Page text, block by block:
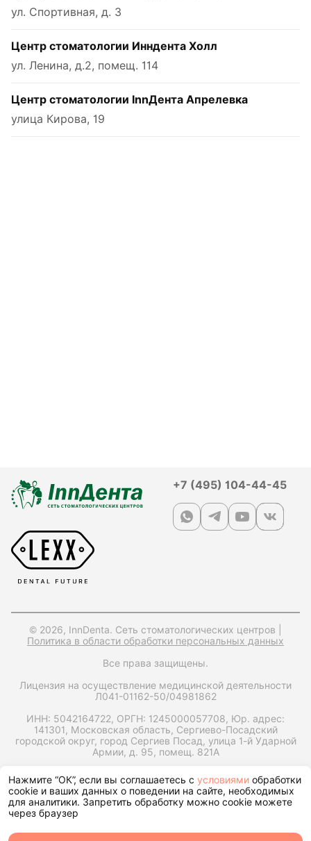
ул. Спортивная, д. 3
Центр стоматологии Инндента Холл
ул. Ленина, д.2, помещ. 114
Центр стоматологии InnДента Апрелевка
улица Кирова, 19
+7 (495) 104-44-45
© 2026, InnDenta. Сеть стоматологических центров |
Политика в области обработки персональных данных
Все права защищены.
Лицензия на осуществление медицинской деятельности
Л041-01162-50/04981862
ИНН: 5042164722, ОРГН: 1245000057708, Юр. адрес:
141301, Московская область, Сергиево-Посадский
городской округ, город Сергиев Посад, улица 1-й Ударной
Армии, д. 95, помещ. 821А
Запрос справки на налоговый вычет
Нажмите “ОК”, если вы соглашаетесь с условиями обработки
cookie и ваших данных о поведении на сайте, необходимых
для аналитики. Запретить обработку можно cookie можете
через браузер